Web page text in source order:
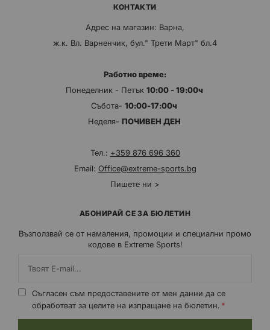
КОНТАКТИ
Адрес на магазин: Варна,
ж.к. Вл. Варненчик, бул." Трети Март" бл.4
Работно време:
Понеделник - Петък 10:00 - 19:00ч
Събота- 10:00-17:00ч
Неделя- ПОЧИВЕН ДЕН
Тел.: +359 876 696 360
Email: Office@extreme-sports.bg
Пишете ни >
АБОНИРАЙ СЕ ЗА БЮЛЕТИН
Възползвай се от намаления, промоции и специални промо
кодове в Extreme Sports!
Съгласен съм предоставените от мен данни да се
обработват за целите на изпращане на бюлетин.